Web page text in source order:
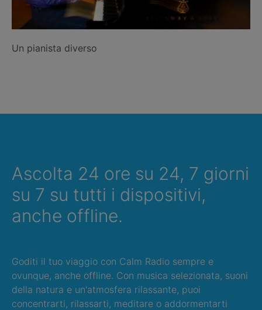
Un pianista diverso
Ascolta 24 ore su 24, 7 giorni
su 7 su tutti i dispositivi,
anche offline.
Goditi il tuo viaggio con Calm Radio sempre e
ovunque, anche offline. Con musica selezionata, suoni
della natura e un'atmosfera rilassante, puoi
concentrarti, rilassarti, meditare o addormentarti